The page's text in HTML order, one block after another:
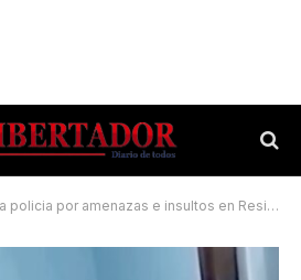
por amenazas e insultos en Resistencia